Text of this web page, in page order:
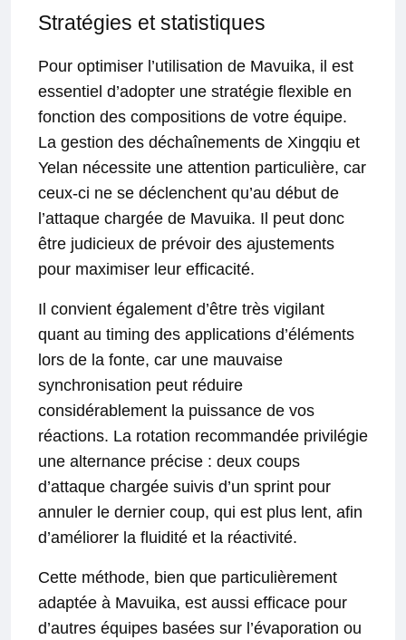
Stratégies et statistiques
Pour optimiser l’utilisation de Mavuika, il est
essentiel d’adopter une stratégie flexible en
fonction des compositions de votre équipe.
La gestion des déchaînements de Xingqiu et
Yelan nécessite une attention particulière, car
ceux-ci ne se déclenchent qu’au début de
l’attaque chargée de Mavuika. Il peut donc
être judicieux de prévoir des ajustements
pour maximiser leur efficacité.
Il convient également d’être très vigilant
quant au timing des applications d’éléments
lors de la fonte, car une mauvaise
synchronisation peut réduire
considérablement la puissance de vos
réactions. La rotation recommandée privilégie
une alternance précise : deux coups
d’attaque chargée suivis d’un sprint pour
annuler le dernier coup, qui est plus lent, afin
d’améliorer la fluidité et la réactivité.
Cette méthode, bien que particulièrement
adaptée à Mavuika, est aussi efficace pour
d’autres équipes basées sur l’évaporation ou